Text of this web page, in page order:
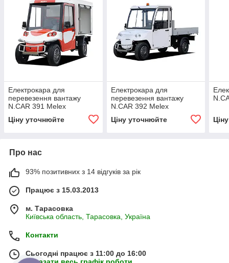
Електрокара для
перевезення вантажу
N.CAR 391 Melex
Ціну уточнюйте
Електрокара для
перевезення вантажу
N.CAR 392 Melex
Ціну уточнюйте
Про нас
93% позитивних з 14 відгуків за рік
Працює з 15.03.2013
м. Тарасовка
Київська область, Тарасовка, Україна
Контакти
Сьогодні працює з 11:00 до 16:00